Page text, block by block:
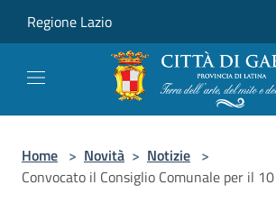
Regione Lazio
Home > Novità > Notizie >
Convocato il Consiglio Comunale per il